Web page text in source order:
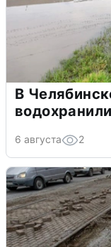
В
6 августа 2